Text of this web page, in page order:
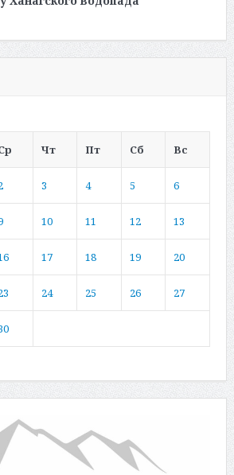
Чт Пт Сб Вс
3 4 5 6
10 11 12 13
17 18 19 20
24 25 26 27